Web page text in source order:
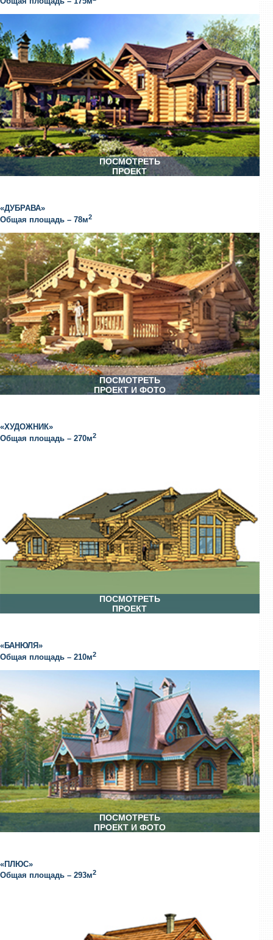
ПОСМОТРЕТЬ
ПРОЕКТ
«ДУБРАВА»
Общая площадь – 78м2
ПОСМОТРЕТЬ
ПРОЕКТ И ФОТО
«ХУДОЖНИК»
Общая площадь – 270м2
ПОСМОТРЕТЬ
ПРОЕКТ
«БАНЮЛЯ»
Общая площадь – 210м2
ПОСМОТРЕТЬ
ПРОЕКТ И ФОТО
«ПЛЮС»
Общая площадь – 293м2